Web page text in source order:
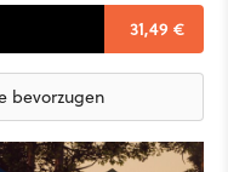
31,49 €
bevorzugen